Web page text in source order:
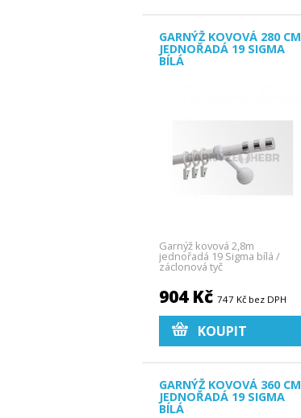
GARNÝŽ KOVOVÁ 280 CM
JEDNOŘADÁ 19 SIGMA
BÍLÁ
Garnýž kovová 2,8m
jednořadá 19 Sigma bílá /
záclonová tyč
904 Kč747 Kč bez DPH
KOUPIT
GARNÝŽ KOVOVÁ 360 CM
JEDNOŘADÁ 19 SIGMA
BÍLÁ